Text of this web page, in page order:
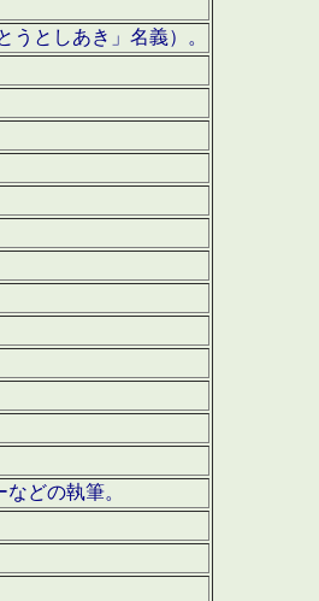
としあき」名義）。
どの執筆。